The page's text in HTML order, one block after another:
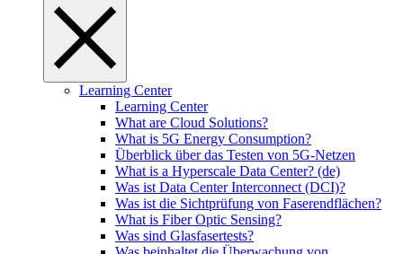
Learning Center
Learning Center
What are Cloud Solutions?
What is 5G Energy Consumption?
Überblick über das Testen von 5G-Netzen
What is a Hyperscale Data Center? (de)
Was ist Data Center Interconnect (DCI)?
Was ist die Sichtprüfung von Faserendflächen?
What is Fiber Optic Sensing?
Was sind Glasfasertests?